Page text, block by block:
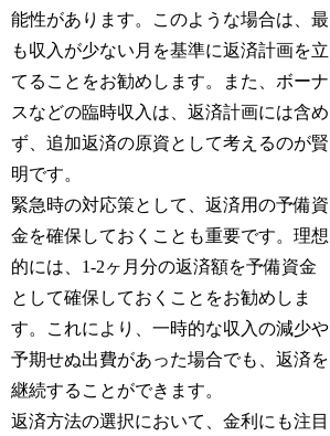
能性があります。このような場合は、最
も収入が少ない月を基準に返済計画を立
てることをお勧めします。また、ボーナ
スなどの臨時収入は、返済計画には含め
ず、追加返済の原資として考えるのが賢
明です。
緊急時の対応策として、返済用の予備資
金を確保しておくことも重要です。理想
的には、1-2ヶ月分の返済額を予備資金
として確保しておくことをお勧めしま
す。これにより、一時的な収入の減少や
予期せぬ出費があった場合でも、返済を
継続することができます。
返済方法の選択において、金利にも注目